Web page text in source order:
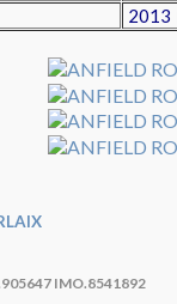
2013
IMO.8541892